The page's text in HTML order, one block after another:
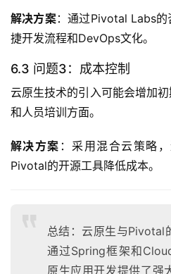
解决方案：通过Pivotal Labs的
捷开发流程和DevOps文化。
6.3 问题3：成本控制
云原生技术的引入可能会增加
和人员培训方面。
解决方案 ：采用混合云策略
Pivotal的开源工具降低成本。
总结：云原生与Pivotal
通过Spring框架和
原生应用开发提供了强